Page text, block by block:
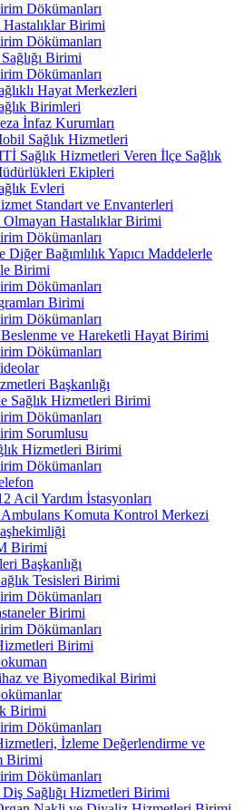
Dökümanları
Hastalıklar Birimi
Dökümanları
Birimi
Dökümanları
Hayat Merkezleri
Birimleri
İnfaz Kurumları
Sağlık Hizmetleri
Sağlık Hizmetleri Veren İlçe Sağlık
Ekipleri
Evleri
Standart ve Envanterleri
Olmayan Hastalıklar Birimi
Dökümanları
Diğer Bağımlılık Yapıcı Maddelerle
Birimi
Dökümanları
Birimi
Dökümanları
Beslenme ve Hareketli Hayat Birimi
Dökümanları
Başkanlığı
Sağlık Hizmetleri Birimi
Dökümanları
Sorumlusu
Hizmetleri Birimi
Dökümanları
Acil Yardım İstasyonları
Komuta Kontrol Merkezi
Birimi
Başkanlığı
Tesisleri Birimi
Dökümanları
Birimi
Dökümanları
Birimi
ve Biyomedikal Birimi
Birimi
Dökümanları
İzleme Değerlendirme ve
Birimi
Dökümanları
Diş Sağlığı Hizmetleri Birimi